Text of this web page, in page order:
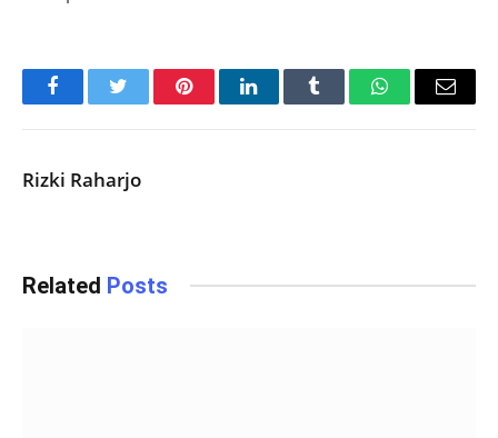
FacebookTwitter PinterestLinkedInTumblr WhatsAppEmail
Rizki Raharjo
Related Posts